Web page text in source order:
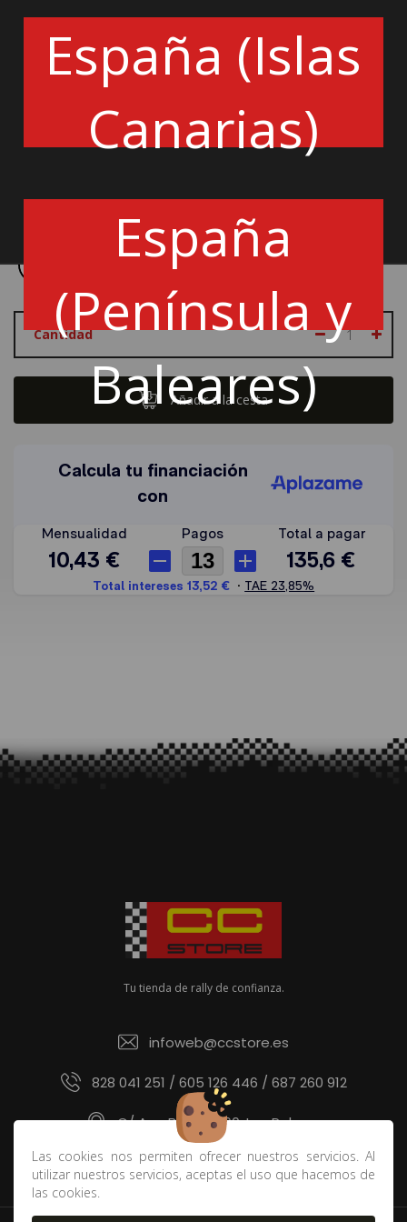
Las cookies nos permiten ofrecer nuestros servicios. Al
utilizar nuestros servicios, aceptas el uso que hacemos de
las cookies.
España (Islas
Canarias)
España
(Península y
Baleares)
Múltiples compartimentos internos con bolsillos de
almacenamiento de documentos separados con cierres
de cremallera. La bolsa es perfecta para usar durante los
fines de semana de carrera y es ideal para llevar a bordo
Dimensiones: 25 x 55 x 40 cm
016438NRRS
Cantidad
Añadir a la cesta
Tu tienda de rally de confianza.
infoweb@ccstore.es
828 041 251 / 605 126 446 / 687 260 912
C/ Ana Benítez 60, Las Palmas